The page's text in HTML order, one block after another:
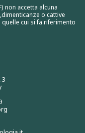
3
non accetta alcuna
o cattive
cui si fa riferimento